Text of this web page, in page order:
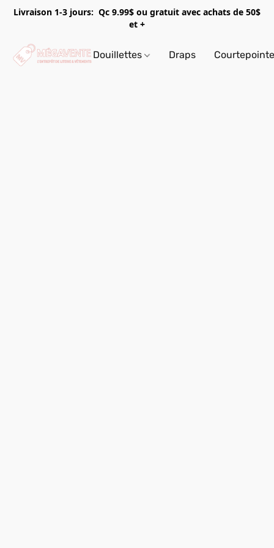
Livraison 1-3 jours: Qc 9.99$ ou gratuit avec achats de 50$
et +
Douillettes Draps